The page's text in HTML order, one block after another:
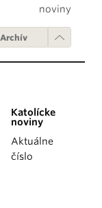
noviny
Archív
Katolícke
noviny
Aktuálne
číslo